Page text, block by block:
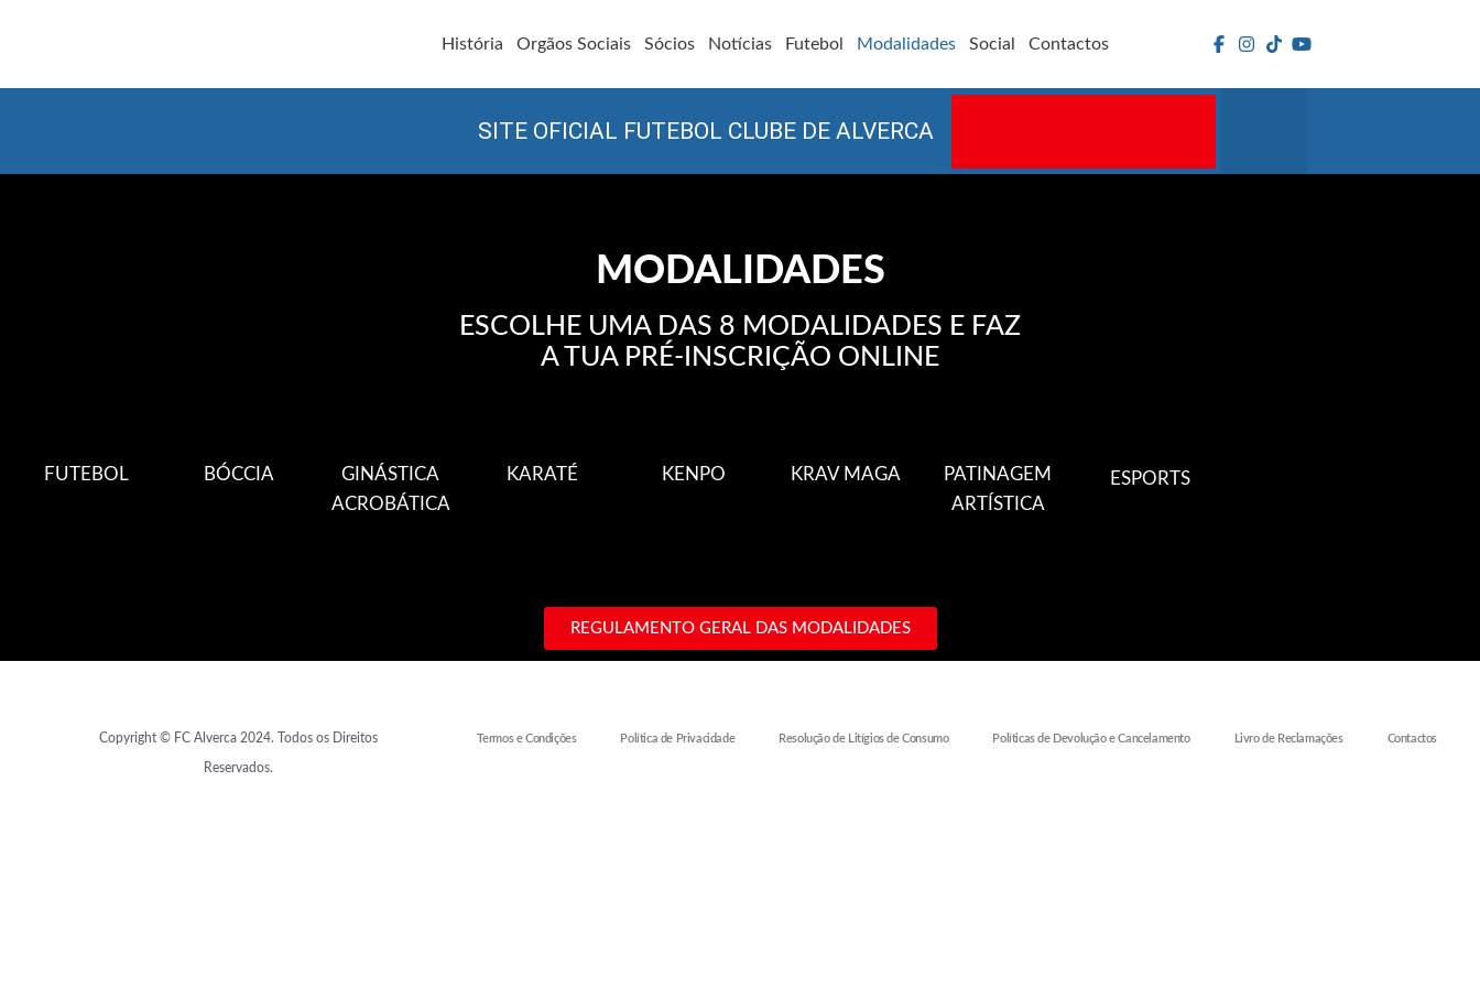
História Orgãos Sociais Sócios Notícias Futebol Modalidades Social Contactos
SITE OFICIAL FUTEBOL CLUBE DE ALVERCA
MODALIDADES
ESCOLHE UMA DAS 8 MODALIDADES E FAZ
A TUA PRÉ-INSCRIÇÃO ONLINE
FUTEBOL BÓCCIA
GINÁSTICA
ACROBÁTICA
KARATÉ KENPO KRAV MAGA
PATINAGEM
ARTÍSTICA
ESPORTS
REGULAMENTO GERAL DAS MODALIDADES
Copyright © FC Alverca 2024. Todos os Direitos
Reservados.
Termos e Condições Política de Privacidade Resolução de Litígios de Consumo Políticas de Devolução e Cancelamento Livro de Reclamações Contactos